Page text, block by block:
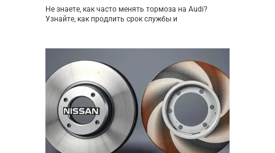
Не знаете, как часто менять тормоза на Audi?
Узнайте, как продлить срок службы и